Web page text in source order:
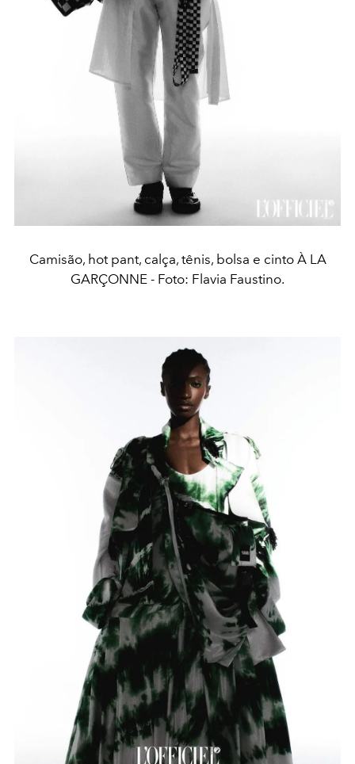
Camisão, hot pant, calça, tênis, bolsa e cinto À LA
GARÇONNE - Foto: Flavia Faustino.